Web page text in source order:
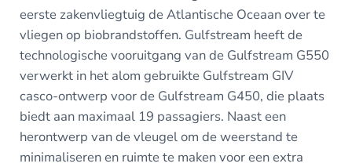
eerste zakenvliegtuig de Atlantische Oceaan over te
vliegen op biobrandstoffen. Gulfstream heeft de
technologische vooruitgang van de Gulfstream G550
verwerkt in het alom gebruikte Gulfstream GIV
casco-ontwerp voor de Gulfstream G450, die plaats
biedt aan maximaal 19 passagiers. Naast een
herontwerp van de vleugel om de weerstand te
minimaliseren en ruimte te maken voor een extra